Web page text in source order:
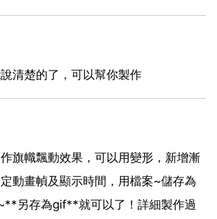
清楚的了，可以幫你製作
旗幟飄動效果，可以用變形，新增漸
動畫幀及顯示時間，用檔案~儲存為
另存為gif**就可以了！詳細製作過